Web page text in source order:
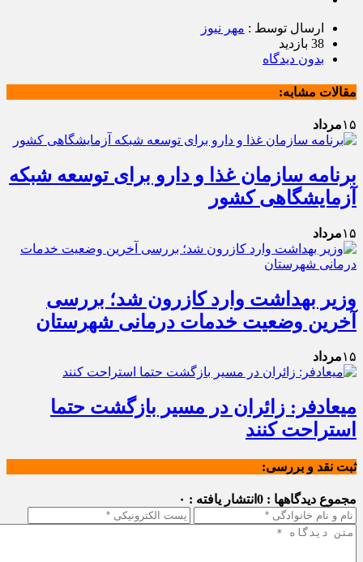
ارسال توسط : مهر نیوز
38 بازدید
بدون دیدگاه
مقالات مشابه:
۱۵مرداد
برنامه سازمان غذا و دارو برای توسعه شبکه
آزمایشگاهی کشور
۱۵مرداد
وزیر بهداشت وارد کازرون شد؛ بررسی
آخرین وضعیت خدمات درمانی شهرستان
۱۵مرداد
میعادفر: زائران در مسیر بازگشت حتما
استراحت کنند
ثبت نقد و بررسی:
مجموع دیدگاهها : 0 انتشار یافته : ۰